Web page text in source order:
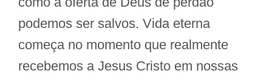
podemos ser salvos. Vida eterna
começa no momento que realmente
recebemos a Jesus Cristo em nossas